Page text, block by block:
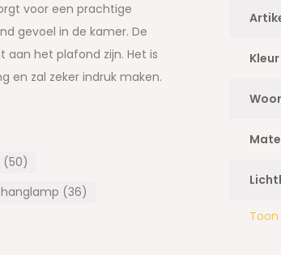
voor een prachtige
gevoel in de kamer. De
het plafond zijn. Het is
en zal zeker indruk maken.
(50)
(36)
Kleur